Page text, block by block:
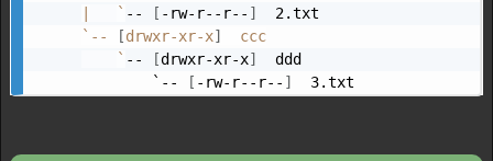
` -- [ -rw-r--r-- ]
` -- [drwxr-xr-x]
  ccc
` -- [drwxr-xr-x]
  ddd
        `--
[ -rw-r--r-- ]